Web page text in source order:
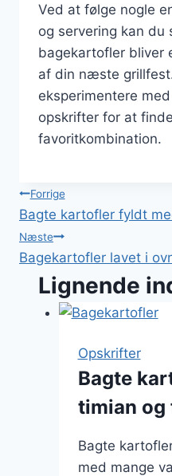
Ved at følge nogle
og servering kan du
bagekartofler bliver
af din næste
eksperimentere
opskrifter for at
favoritkombination.
Forrige
Bagte kartofler fyldt
Næste
Bagekartofler lavet i
Lignende
Opskrifter
Bagte
timian og
Bagte
med mange